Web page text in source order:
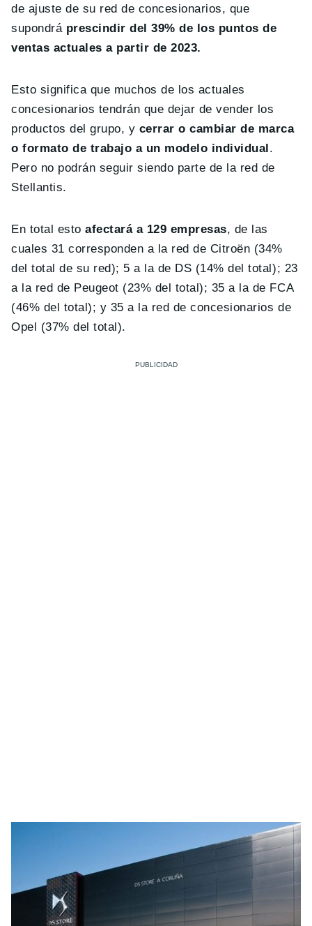
de ajuste de su red de concesionarios, que
supondrá prescindir del 39% de los puntos de
ventas actuales a partir de 2023.
Esto significa que muchos de los actuales
concesionarios tendrán que dejar de vender los
productos del grupo, y cerrar o cambiar de marca
o formato de trabajo a un modelo individual.
Pero no podrán seguir siendo parte de la red de
Stellantis.
En total estoafectará a 129 empresas, de las
cuales 31 corresponden a la red de Citroën (34%
del total de su red); 5 a la de DS (14% del total); 23
a la red de Peugeot (23% del total); 35 a la de FCA
(46% del total); y 35 a la red de concesionarios de
Opel (37% del total).